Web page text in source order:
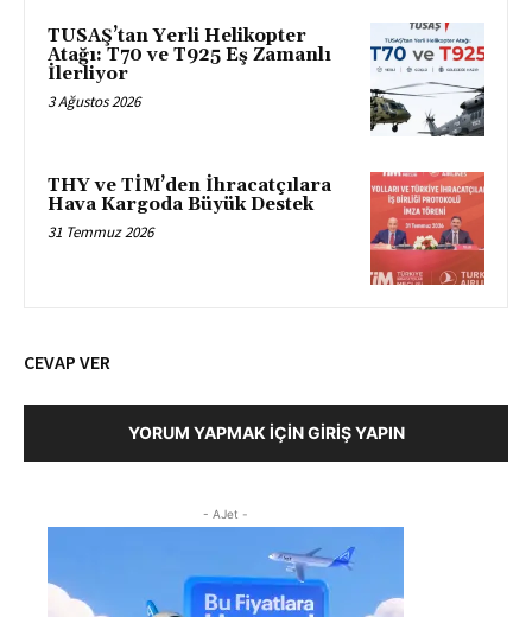
TUSAŞ’tan Yerli Helikopter
Atağı: T70 ve T925 Eş Zamanlı
İlerliyor
3 Ağustos 2026
THY ve TİM’den İhracatçılara
Hava Kargoda Büyük Destek
31 Temmuz 2026
CEVAP VER
YORUM YAPMAK İÇIN GIRIŞ YAPIN
- AJet -